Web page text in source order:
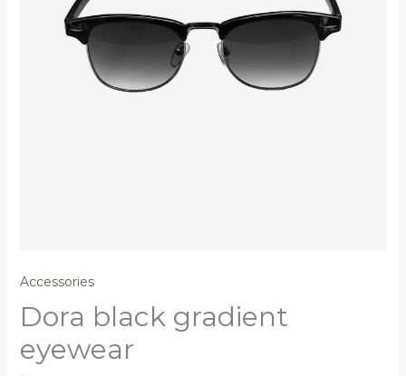
Accessories
Dora black gradient
eyewear